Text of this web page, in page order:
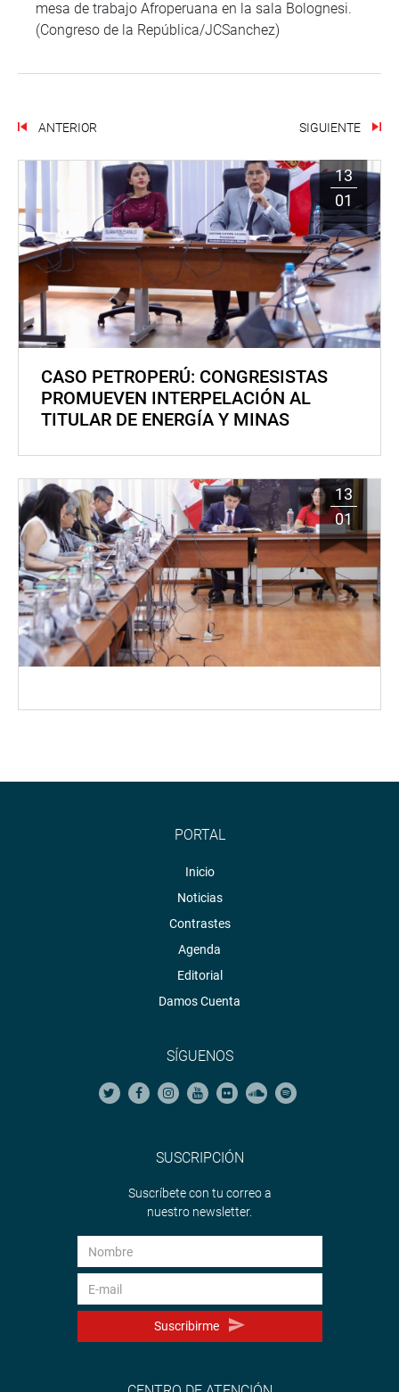
mesa de trabajo Afroperuana en la sala Bolognesi.
(Congreso de la República/JCSanchez)
ANTERIOR SIGUIENTE
13
01
CASO PETROPERÚ: CONGRESISTAS
PROMUEVEN INTERPELACIÓN AL
TITULAR DE ENERGÍA Y MINAS
13
01
PORTAL
Inicio
Noticias
Contrastes
Agenda
Editorial
Damos Cuenta
SÍGUENOS
SUSCRIPCIÓN
Suscríbete con tu correo a
nuestro newsletter.
Suscribirme